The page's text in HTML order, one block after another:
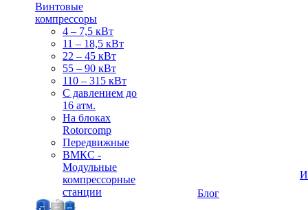
Винтовые
компрессоры
4 – 7,5 кВт
11 – 18,5 кВт
22 – 45 кВт
55 – 90 кВт
110 – 315 кВт
С давлением до
16 атм.
На блоках
Rotorcomp
Передвижные
ВМКС -
Модульные
компрессорные
станции
Блог